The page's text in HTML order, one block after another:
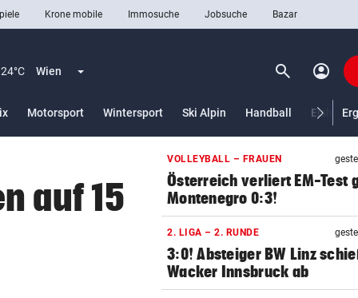
Krone mobile Immosuche Jobsuche Bazar
24°C Wien Menü aufklappen search Suchen
account_circle
Motorsport Wintersport Ski Alpin Handball
auf 15
VOLLEYBALL – FRAUEN
Österreich verliert EM-Test
Montenegro 0:3!
2. LIGA – 2. RUNDE
3:0! Absteiger BW Linz
Wacker Innsbruck ab